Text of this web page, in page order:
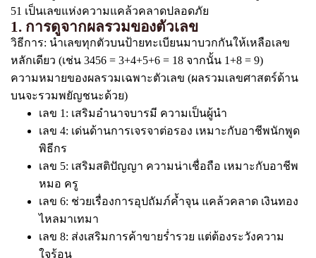
51 เป็นเลขแห่งความแคล้วคลาดปลอดภัย
1. การดูจากผลรวมของตัวเลข
วิธีการ: นำเลขทุกตัวบนป้ายทะเบียนมาบวกกันให้เหลือเลข
หลักเดียว (เช่น 3456 = 3+4+5+6 = 18 จากนั้น 1+8 = 9)
ความหมายของผลรวมเฉพาะตัวเลข (ผลรวมเลขศาสตร์ด้าน
บนจะรวมพยัญชนะด้วย)
เลข 1: เสริมอำนาจบารมี ความเป็นผู้นำ
เลข 4: เด่นด้านการเจรจาต่อรอง เหมาะกับอาชีพนักพูด
พิธีกร
เลข 5: เสริมสติปัญญา ความน่าเชื่อถือ เหมาะกับอาชีพ
หมอ ครู
เลข 6: ช่วยเรื่องการอุปถัมภ์ค้ำจุน แคล้วคลาด เงินทอง
ไหลมาเทมา
เลข 8: ส่งเสริมการค้าขายร่ำรวย แต่ต้องระวังความ
ใจร้อน